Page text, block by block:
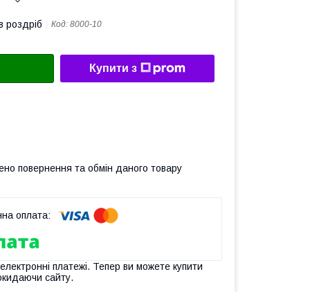
роздріб Код: 8000-10
Купити з
повернення та обмін даного товару
платежі. Тепер ви можете купити
сайту.